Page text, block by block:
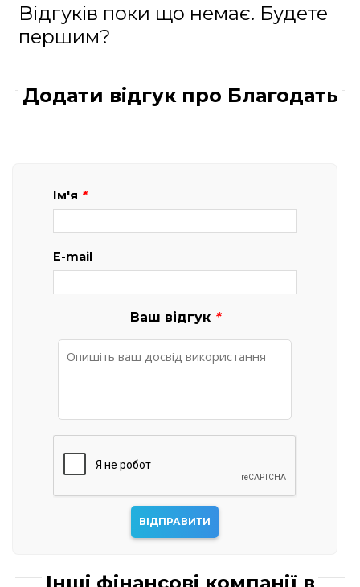
Відгуків поки що немає. Будете
першим?
Додати відгук про Благодать
Ім'я *
E-mail
Ваш відгук *
Інші фінансові компанії в